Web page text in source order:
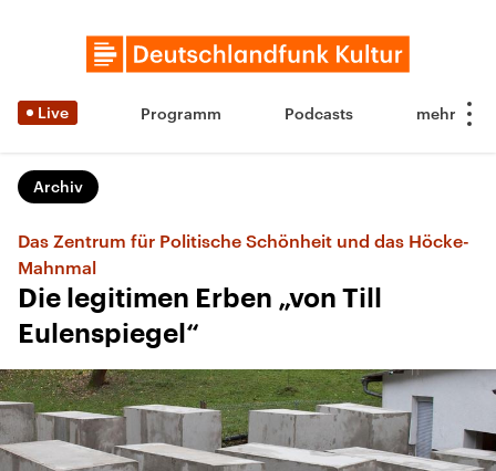
Live Programm Podcasts
Archiv
Das Zentrum für Politische Schönheit und das Höcke-
Mahnmal
Die legitimen Erben „von Till
Eulenspiegel“